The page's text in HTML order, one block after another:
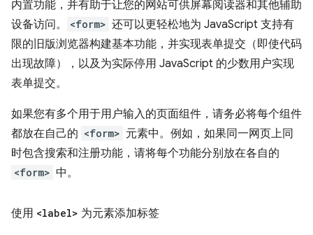
内置功能，并有助于让您的网站可供屏幕阅读器和其他辅助
设备访问。
<form> 还可以更轻松地为 JavaScript 支持有
限的旧版浏览器构建基本功能，并实现表单提交（即使代码
出现故障），以及为实际停用 JavaScript 的少数用户实现
表单提交。
如果您有多个用于用户输入的页面组件，请务必将每个组件
都放在自己的 <form> 元素中。例如，如果同一网页上同
时包含搜索和注册功能，请将每个功能分别放在各自的
<form> 中。
使用 <label> 为元素添加标签